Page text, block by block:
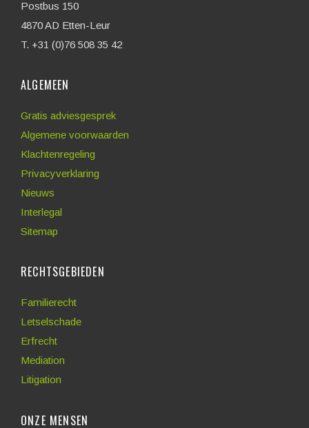
Postbus 150
4870 AD Etten-Leur
T. +31 (0)76 508 35 42
ALGEMEEN
Gratis adviesgesprek
Algemene voorwaarden
Klachtenregeling
Privacyverklaring
Nieuws
Interlegal
Sitemap
RECHTSGEBIEDEN
Familierecht
Letselschade
Erfrecht
Mediation
Litigation
ONZE MENSEN